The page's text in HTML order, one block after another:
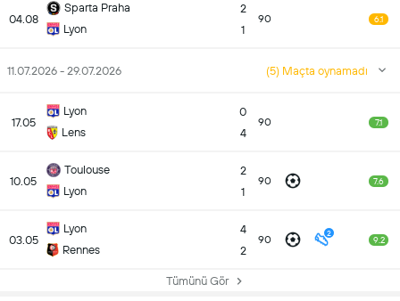
04.08
Sparta Praha
Lyon
2
1
90 6.1
11.07.2026 - 29.07.2026 (5) Maçta oynamadı
17.05
Lyon
Lens
0
4
90 7.1
10.05
Toulouse
Lyon
2
1
90 7.6
03.05
Lyon
Rennes
4
2
90 2
9.2
Tümünü Gör